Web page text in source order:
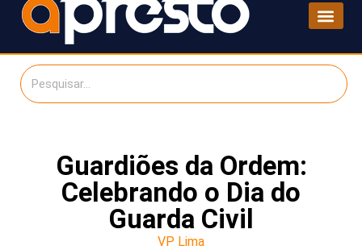
Guardiões da Ordem:
Celebrando o Dia do
Guarda Civil
VP Lima